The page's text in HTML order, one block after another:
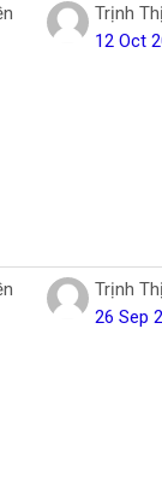
Trịnh
12 Oct
Trịnh
26 Sep